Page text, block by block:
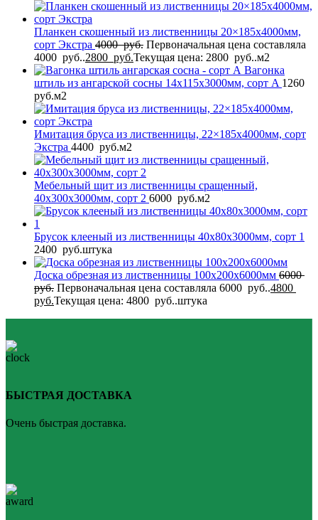
Планкен скошенный из лиственницы 20×185x4000мм,
сорт Экстра 4000руб. Первоначальная цена составляла
4000 руб..2800 руб.Текущая цена: 2800 руб..м2
Вагонка
штиль из ангарской сосны 14x115x3000мм, сорт A 1260
руб.м2
Имитация бруса из лиственницы, 22×185x4000мм, сорт
Экстра 4400 руб.м2
Мебельный щит из лиственницы сращенный,
40x300x3000мм, сорт 2 6000 руб.м2
Брусок клееный из лиственницы 40x80x3000мм, сорт 1
2400 руб.штука
Доска обрезная из лиственницы 100x200x6000мм 6000
руб. Первоначальная цена составляла 6000 руб..4800
руб.Текущая цена: 4800 руб..штука
БЫСТРАЯ ДОСТАВКА
Очень быстрая доставка.